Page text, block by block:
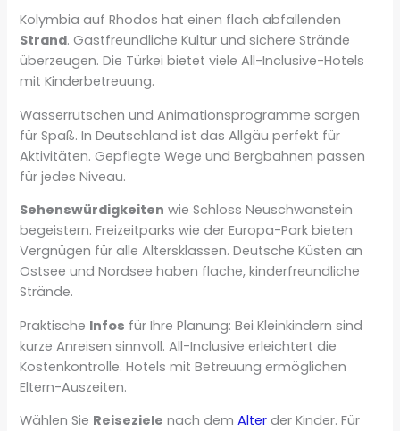
Kolymbia auf Rhodos hat einen flach abfallenden
Strand. Gastfreundliche Kultur und sichere Strände
überzeugen. Die Türkei bietet viele All-Inclusive-Hotels
mit Kinderbetreuung.
Wasserrutschen und Animationsprogramme sorgen
für Spaß. In Deutschland ist das Allgäu perfekt für
Aktivitäten. Gepflegte Wege und Bergbahnen passen
für jedes Niveau.
Sehenswürdigkeiten wie Schloss Neuschwanstein
begeistern. Freizeitparks wie der Europa-Park bieten
Vergnügen für alle Altersklassen. Deutsche Küsten an
Ostsee und Nordsee haben flache, kinderfreundliche
Strände.
Praktische Infos für Ihre Planung: Bei Kleinkindern sind
kurze Anreisen sinnvoll. All-Inclusive erleichtert die
Kostenkontrolle. Hotels mit Betreuung ermöglichen
Eltern-Auszeiten.
Wählen Sie Reiseziele nach demAlter der Kinder. Für